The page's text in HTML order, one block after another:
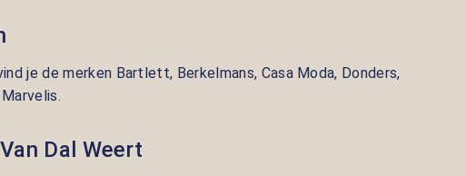
je de merken Bartlett, Berkelmans, Casa Moda, Donders,
Dal Weert